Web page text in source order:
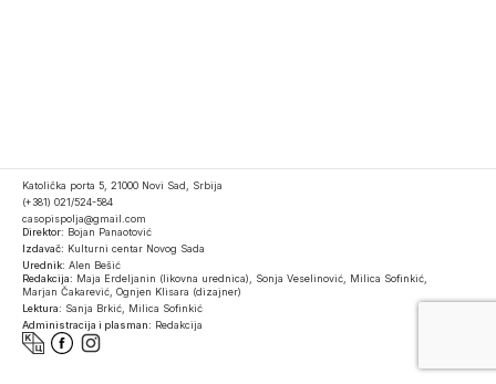
Katolička porta 5, 21000 Novi Sad, Srbija
(+381) 021/524-584
casopispolja@gmail.com
Direktor: Bojan Panaotović
Izdavač: Kulturni centar Novog Sada
Urednik: Alen Bešić
Redakcija: Maja Erdeljanin (likovna urednica), Sonja Veselinović, Milica Sofinkić,
Marjan Čakarević, Ognjen Klisara (dizajner)
Lektura: Sanja Brkić, Milica Sofinkić
Administracija i plasman: Redakcija